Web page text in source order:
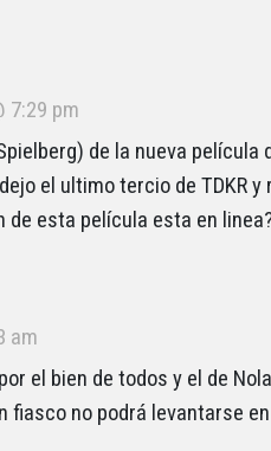
7:29 pm
de la nueva película
el ultimo tercio de TDKR y
de esta película esta en
am
el bien de todos y el de
fiasco no podrá levantarse